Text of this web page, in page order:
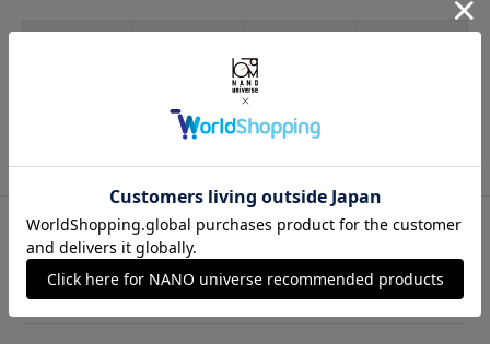
こちら をご確認ください
素材・商品詳細
生地/質感